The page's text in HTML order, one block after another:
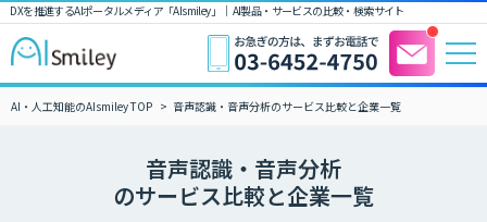
DXを推進するAIポータルメディア「AIsmiley」｜ AI製品・サービスの比較・検索サイト
AI・人工知能のAIsmiley TOP 音声認識・音声分析のサービス比較と企業一覧
音声認識・音声分析
のサービス比較と企業一覧